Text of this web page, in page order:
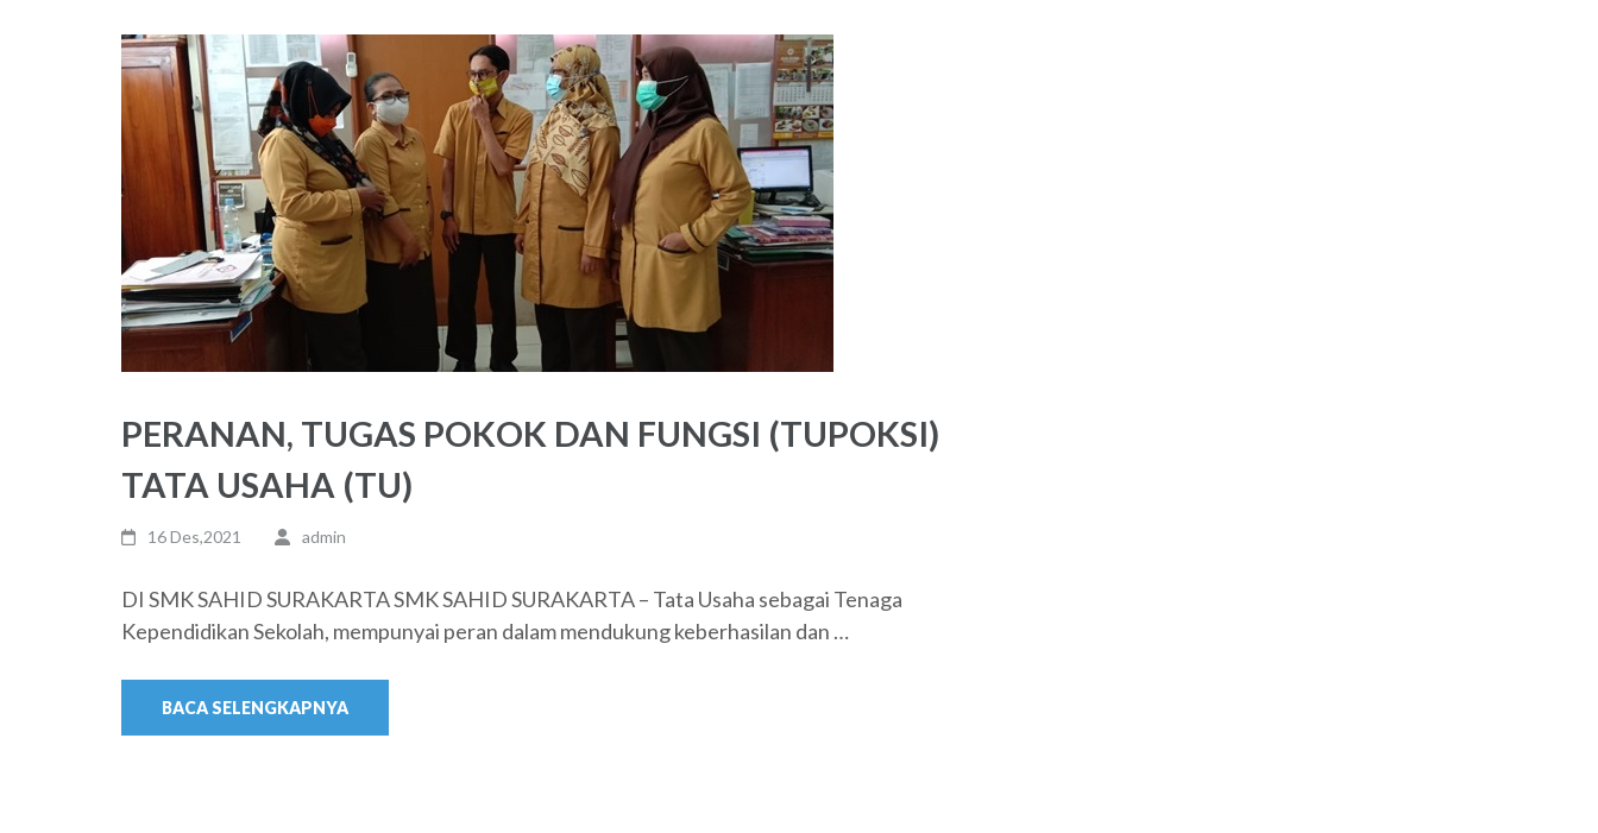
PERANAN, TUGAS POKOK DAN FUNGSI (TUPOKSI)
TATA USAHA (TU)
16 Des,2021 admin
DI SMK SAHID SURAKARTA SMK SAHID SURAKARTA – Tata Usaha sebagai Tenaga
Kependidikan Sekolah, mempunyai peran dalam mendukung keberhasilan dan …
BACA SELENGKAPNYA